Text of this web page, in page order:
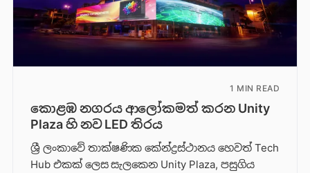
1 MIN READ
කොළඹ නගරය ආලෝකමත් කරන Unity
Plaza හි නව LED තිරය
ශ්‍රී ලංකාවේ තාක්ෂණික කේන්ද්‍රස්ථානය හෙවත් Tech
Hub එකක් ලෙස සැලකෙන Unity Plaza, පසුගිය